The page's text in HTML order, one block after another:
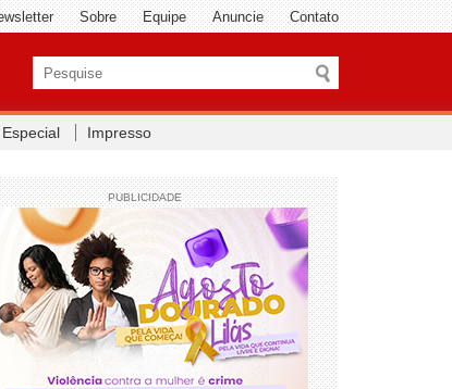
Sobre Equipe Anuncie Contato
Impresso
PUBLICIDADE